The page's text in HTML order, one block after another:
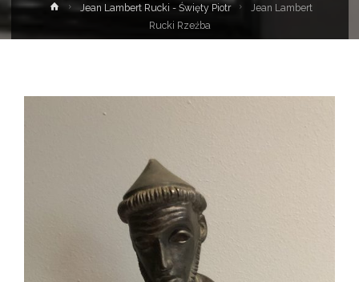
StronaJean Lambert Rucki - Święty Piotr
Jean Lambert
Rucki Rzeźba